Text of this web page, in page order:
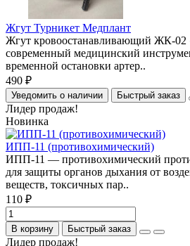
Жгут Турникет Медплант
Жгут кровоостанавливающий ЖК-
современный медицинский
временной остановки артер..
490 ₽
Уведомить о наличии Быстрый заказ
Лидер продаж!
Новинка
ИПП-11 (противохимический)
ИПП-11 — противохимический
для защиты органов дыхания от
веществ, токсичных пар..
110 ₽
В корзину Быстрый заказ
Лидер продаж!